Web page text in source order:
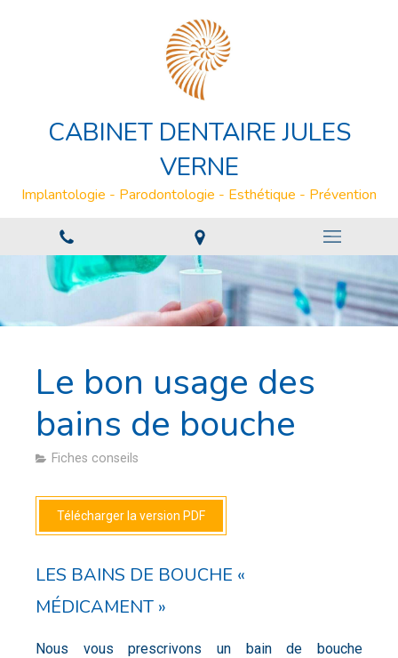
CABINET DENTAIRE JULES
VERNE
Implantologie - Parodontologie - Esthétique - Prévention
Le bon usage des
bains de bouche
Fiches conseils
Télécharger la version PDF
LES BAINS DE BOUCHE «
MÉDICAMENT »
Nous vous prescrivons un bain de bouche